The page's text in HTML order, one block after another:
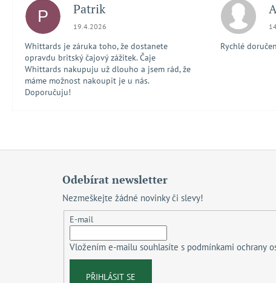
P Patrik
Hodnocení obchodu je 5 z 5 hvězdiček.
19.4.2026
Whittards je záruka toho, že dostanete
opravdu britský čajový zážitek. Čaje
Whittards nakupuju už dlouho a jsem rád, že
máme možnost nakoupit je u nás.
Doporučuju!
Rychlé
Odebírat newsletter
Nezmeškejte žádné novinky či slevy!
E-mail
Vložením e-mailu souhlasíte s podmínkami ochrany
PŘIHLÁSIT SE